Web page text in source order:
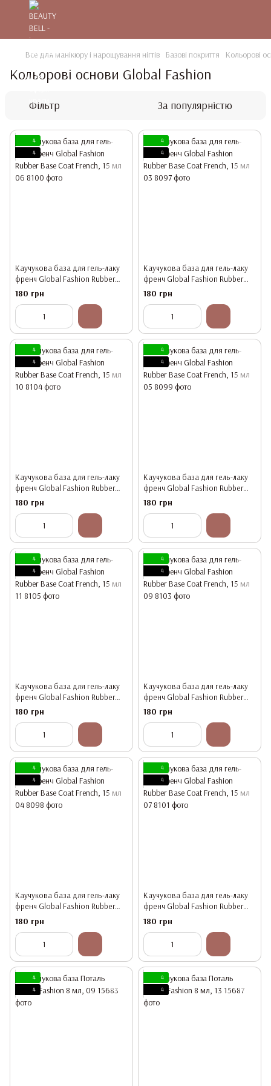
Все для манікюру і нарощування нігтів Базові покриття Кольорові
Кольорові основи Global Fashion
Фільтр За популярністю
4
4
Каучукова база для гель-лаку
френч Global Fashion Rubber
Base Coat French, 15 мл 06
180 грн
4
4
Каучукова база для гель-лаку
френч Global Fashion Rubber
Base Coat French, 15 мл 03
180 грн
4
4
Каучукова база для гель-лаку
френч Global Fashion Rubber
Base Coat French, 15 мл 10
180 грн
4
4
Каучукова база для гель-лаку
френч Global Fashion Rubber
Base Coat French, 15 мл 05
180 грн
4
4
Каучукова база для гель-лаку
френч Global Fashion Rubber
Base Coat French, 15 мл 11
180 грн
4
4
Каучукова база для гель-лаку
френч Global Fashion Rubber
Base Coat French, 15 мл 09
180 грн
4
4
Каучукова база для гель-лаку
френч Global Fashion Rubber
Base Coat French, 15 мл 04
180 грн
4
4
Каучукова база для гель-лаку
френч Global Fashion Rubber
Base Coat French, 15 мл 07
180 грн
4
4
4
4